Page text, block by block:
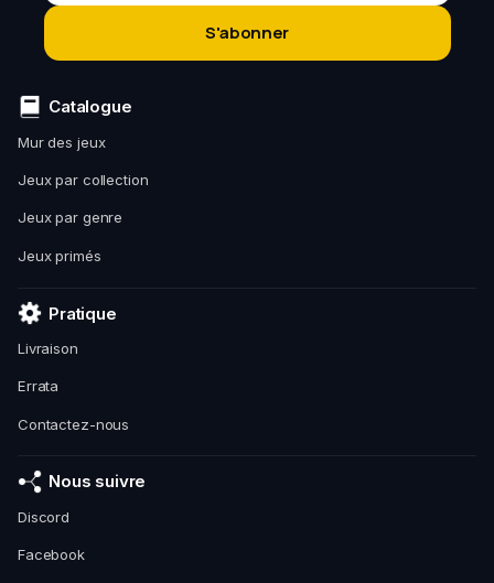
S'abonner
Catalogue
Mur des jeux
Jeux par collection
Jeux par genre
Jeux primés
Pratique
Livraison
Errata
Contactez-nous
Nous suivre
Discord
Facebook